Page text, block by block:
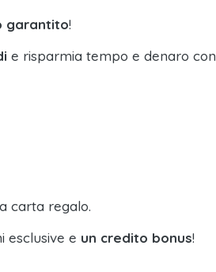
garantito!
e risparmia tempo e denaro con
carta regalo.
esclusive e un credito bonus!